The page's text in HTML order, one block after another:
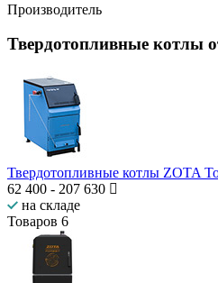
Производитель
Твердотопливные котлы
Твердотопливные котлы ZOTA
62 400 - 207 630
на складе
Товаров 6